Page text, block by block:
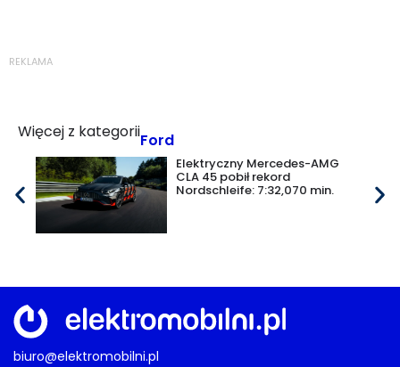
REKLAMA
Więcej z kategoriiFord
Elektryczny Mercedes-AMG
CLA 45 pobił rekord
Nordschleife: 7:32,070 min.
biuro@elektromobilni.pl